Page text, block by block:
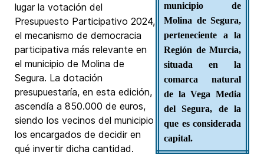
municipio de
Molina de Segura,
perteneciente a la
Región de Murcia,
situada en la
comarca natural
de la Vega Media
del Segura, de la
que es considerada
capital.
lugar la votación del
Presupuesto Participativo 2024,
el mecanismo de democracia
participativa más relevante en
el municipio de Molina de
Segura. La dotación
presupuestaría, en esta edición,
ascendía a 850.000 de euros,
siendo los vecinos del municipio
los encargados de decidir en
qué invertir dicha cantidad.